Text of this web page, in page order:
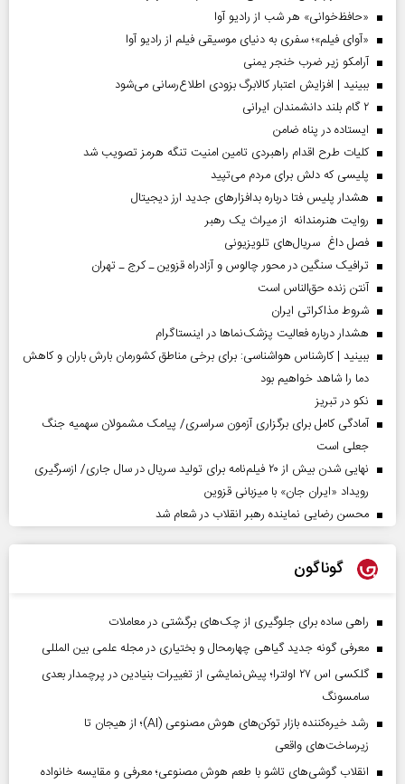
«حافظ‌خوانی» هر شب از رادیو آوا
«آوای فیلم»؛ سفری به دنیای موسیقی فیلم از رادیو آوا
آرامکو زیر ضرب خنجر یمنی
ببینید | افزایش اعتبار کالابرگ بزودی اطلاع‌رسانی می‌شود
۲ گام بلند دانشمندان ایرانی
ایستاده در پناه ضامن
کلیات طرح اقدام راهبردی تامین امنیت تنگه هرمز تصویب شد
پلیسی که دلش برای مردم می‌تپید
هشدار پلیس فتا درباره بدافزار‌های جدید ارز دیجیتال
روایت هنرمندانه از میراث یک رهبر
فصل داغ سریال‌های تلویزیونی
ترافیک سنگین در محور چالوس و آزادراه قزوین ـ کرج ـ تهران
آنتن زنده حق‌الناس است
شروط مذاکراتی ایران
هشدار درباره فعالیت پزشک‌نما‌ها در اینستاگرام
ببینید | کارشناس هواشناسی: برای برخی مناطق کشورمان بارش باران و کاهش
دما را شاهد خواهیم بود
نکو در تبریز
آمادگی کامل برای برگزاری آزمون سراسری/ پیامک مشمولان سهمیه جنگ
جعلی است
نهایی شدن بیش از ۲۰ فیلم‌نامه برای تولید سریال در سال جاری/ ازسرگیری
رویداد «ایران جان» با میزبانی قزوین
محسن رضایی نماینده رهبر انقلاب در شعام شد
گوناگون
راهی ساده برای جلوگیری از چک‌های برگشتی در معاملات
معرفی گونه جدید گیاهی چهارمحال و بختیاری در مجله علمی بین المللی
گلکسی اس ۲۷ اولترا؛ پیش‌نمایشی از تغییرات بنیادین در پرچمدار بعدی
سامسونگ
رشد خیره‌کننده بازار توکن‌های هوش مصنوعی (AI)؛ از هیجان تا
زیرساخت‌های واقعی
انقلاب گوشی‌های تاشو‌ با طعم هوش مصنوعی؛ معرفی و مقایسه خانواده